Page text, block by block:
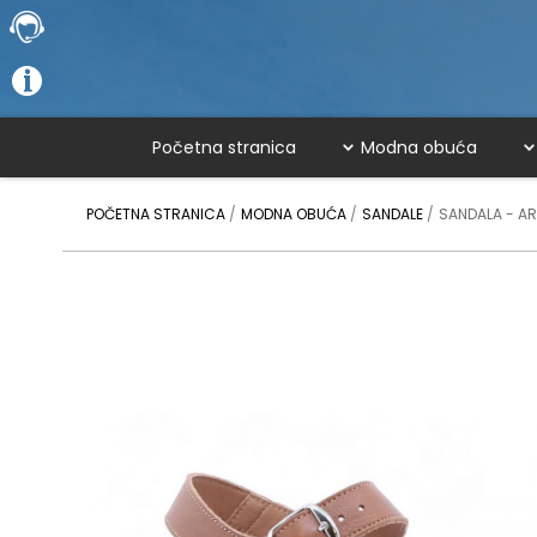
Početna stranica Modna obuća
POČETNA STRANICA MODNA OBUĆA SANDALE SANDALA -